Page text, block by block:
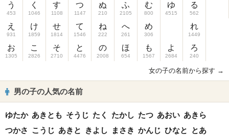
う
453
え
931
お
1305
く
1046
け
1859
こ
2826
す
1108
せ
1814
そ
2710
つ
1147
て
1546
と
4476
ぬ
210
ね
222
の
2008
ふ
2105
へ
261
ほ
654
む
800
め
306
も
1567
ゆ
4515
よ
2684
る
562
れ
1449
ろ
240
女の子の名前から探す →
男の子の人気の名前
ゆたか あきとも そうじ たく たかし たつ あおい あきら
つかさ こうじ あきと きよし まさき かんじ ひなと
とあ